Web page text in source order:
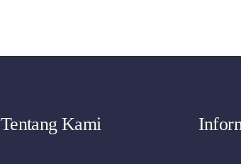
Tentang Kami